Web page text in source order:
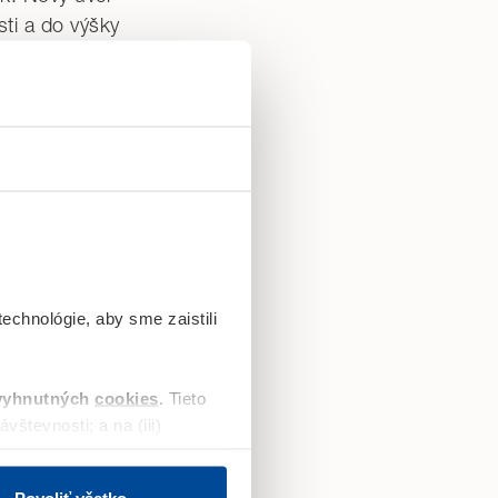
aby sme zaistili
cookies. Tieto
a na (iii)
a do výšky
rizikové
novému úveru na